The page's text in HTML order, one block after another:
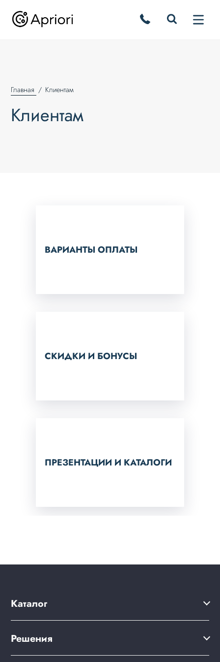
Главная Клиентам
Клиентам
ВАРИАНТЫ ОПЛАТЫ
СКИДКИ И БОНУСЫ
ПРЕЗЕНТАЦИИ И КАТАЛОГИ
Каталог
Решения
Акции
Решения